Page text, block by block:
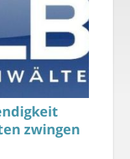
zwingen